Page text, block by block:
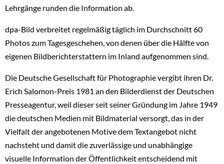
Lehrgänge runden die Information ab.
dpa-Bild verbreitet regelmäßig täglich im Durchschnitt 60
Photos zum Tagesgeschehen, von denen über die Hälfte von
eigenen Bildberichterstattern im Inland aufgenommen sind.
Die Deutsche Gesellschaft für Photographie vergibt ihren Dr.
Erich Salomon-Preis 1981 an den Bilderdienst der Deutschen
Presseagentur, weil dieser seit seiner Gründung im Jahre 1949
die deutschen Medien mit Bildmaterial versorgt, das in der
Vielfalt der angebotenen Motive dem Textangebot nicht
nachsteht und damit die zuverlässige und unabhängige
visuelle Information der Öffentlichkeit entscheidend mit